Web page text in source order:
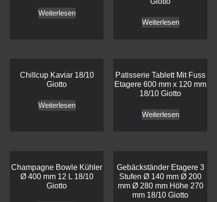
Weiterlesen
Weiterlesen
Chillcup Kaviar 18/10
Giotto
Weiterlesen
Patisserie Tablett Mit Fuss
Etagere 600 mm x 120 mm
18/10 Giotto
Weiterlesen
Champagne Bowle Kühler
Ø 400 mm 12 L 18/10
Giotto
Gebäckständer Etagere 3
Stufen Ø 140 mm Ø 200
mm Ø 280 mm Höhe 270
mm 18/10 Giotto